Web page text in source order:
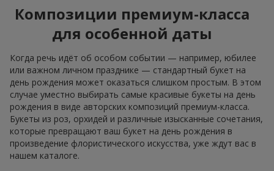
Композиции премиум-класса
для особенной даты
Когда речь идёт об особом событии — например, юбилее
или важном личном празднике — стандартный букет на
день рождения может оказаться слишком простым. В этом
случае уместно выбирать самые красивые букеты на день
рождения в виде авторских композиций премиум-класса.
Букеты из роз, орхидей и различные изысканные сочетания,
которые превращают ваш букет на день рождения в
произведение флористического искусства, уже ждут вас в
нашем каталоге.